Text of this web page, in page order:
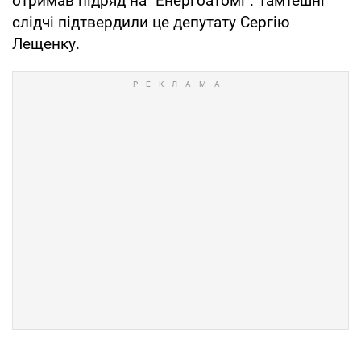
слідчі підтвердили це депутату Сергію
Лещенку.